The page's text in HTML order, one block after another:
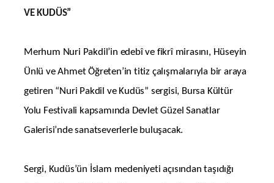
VE KUDÜS”
Merhum Nuri Pakdil’in edebî ve fikrî mirasını, Hüseyin
Ünlü ve Ahmet Öğreten’in titiz çalışmalarıyla bir araya
getiren “Nuri Pakdil ve Kudüs” sergisi, Bursa Kültür
Yolu Festivali kapsamında Devlet Güzel Sanatlar
Galerisi’nde sanatseverlerle buluşacak.
Sergi, Kudüs’ün İslam medeniyeti açısından taşıdığı